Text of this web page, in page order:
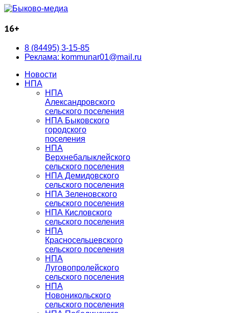
16+
8 (84495) 3-15-85
Реклама: kommunar01@mail.ru
Новости
НПА
НПА
Александровского
сельского поселения
НПА Быковского
городского
поселения
НПА
Верхнебалыклейского
сельского поселения
НПА Демидовского
сельского поселения
НПА Зеленовского
сельского поселения
НПА Кисловского
сельского поселения
НПА
Красносельцевского
сельского поселения
НПА
Луговопролейского
сельского поселения
НПА
Новоникольского
сельского поселения